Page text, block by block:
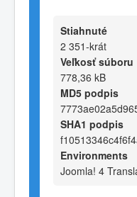
Stiahnuté
2 351-krát
Veľkosť súboru
778,36 kB
MD5 podpis
SHA1 podpis
Environments
Joomla! 4